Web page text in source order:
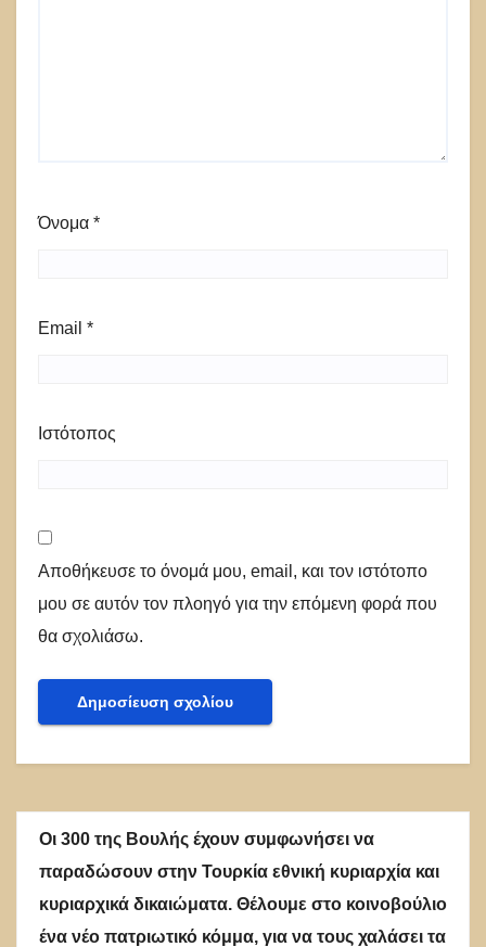
Όνομα *
Email *
Ιστότοπος
Αποθήκευσε το όνομά μου, email, και τον ιστότοπο
μου σε αυτόν τον πλοηγό για την επόμενη φορά που
θα σχολιάσω.
Οι 300 της Βουλής έχουν συμφωνήσει να
παραδώσουν στην Τουρκία εθνική κυριαρχία και
κυριαρχικά δικαιώματα. Θέλουμε στο κοινοβούλιο
ένα νέο πατριωτικό κόμμα, για να τους χαλάσει τα